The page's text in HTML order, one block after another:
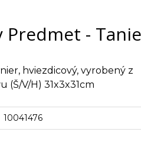
-
hviezdicový, vyrobený z
(Š/V/H) 31x3x31cm
10041476